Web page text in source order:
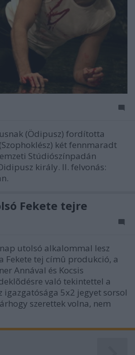
(Ödipusz) fordította
két fennmaradt
Stúdiószínpadán
király. II. felvonás:
Fekete tejre
utolsó alkalommal lesz
Fekete tej címû produkció, a
Annával és Kocsis
való tekintettel a
igazgatósága 5x2 jegyet sorsol
szerettek volna, nem